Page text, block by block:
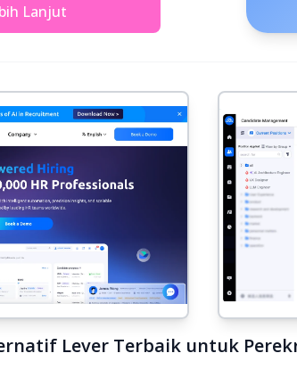
Lanjut
Lever Terbaik untuk